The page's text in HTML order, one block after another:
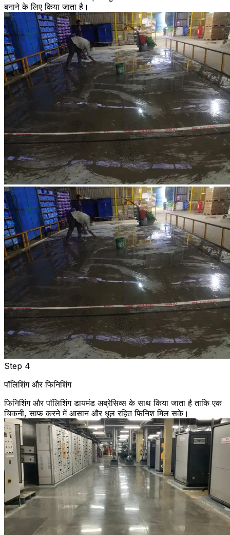
बनाने के लिए किया जाता है।
Step 4
पॉलिशिंग और फिनिशिंग
फिनिशिंग और पॉलिशिंग डायमंड अब्रेसिव्स के साथ किया जाता है ताकि एक
चिकनी, साफ करने में आसान और धूल रहित फिनिश मिल सके।